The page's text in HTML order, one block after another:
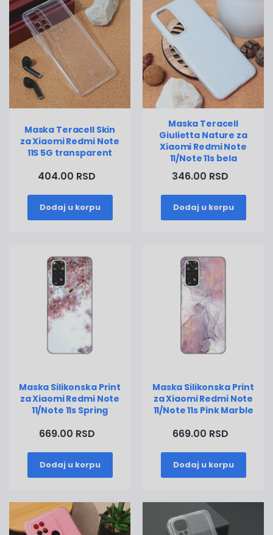
Maska Teracell Skin
za Xiaomi Redmi Note
11S 5G transparent
404.00 RSD
Dodaj u korpu
Maska Teracell
Giulietta Nature za
Xiaomi Redmi Note
11/Note 11s bela
346.00 RSD
Dodaj u korpu
Maska Silikonska Print
za Xiaomi Redmi Note
11/Note 11s Spring
669.00 RSD
Dodaj u korpu
Maska Silikonska Print
za Xiaomi Redmi Note
11/Note 11s Pink Marble
669.00 RSD
Dodaj u korpu